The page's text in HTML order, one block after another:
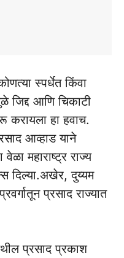
स्पर्धेत किंवा
जिद्द आणि चिकाटी
करायला हा हवाच.
आव्हाड याने
महाराष्ट्र राज्य
दिल्या.अखेर, दुय्यम
प्रसाद राज्यात
प्रसाद प्रकाश